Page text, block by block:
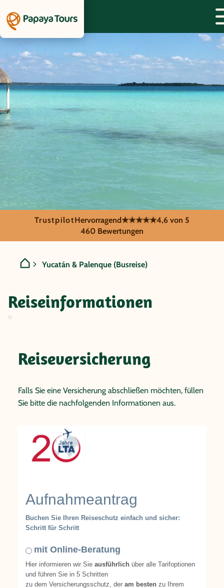
Mexiko - Yucatán &
TrustpilotHervorragend★★★★★4,6 von 5
460 Bewertungen
Yucatán & Palenque (Busreise)
Reiseinformationen
Reiseversicherung
Falls Sie eine Versicherung abschließen möchten, füllen
Sie bitte die nachfolgenden Informationen aus.